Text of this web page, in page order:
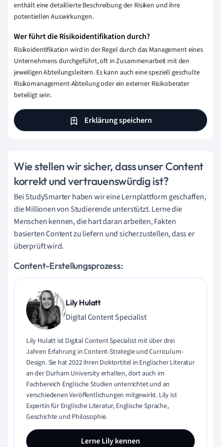
enthält eine detaillierte Beschreibung der Risiken und ihre
potentiellen Auswirkungen.
Wer führt die Risikoidentifikation durch?
Risikoidentifikation wird in der Regel durch das Management eines
Unternehmens durchgeführt, oft in Zusammenarbeit mit den
jeweiligen Abteilungsleitern. Es kann auch eine speziell geschulte
Risikomanagement-Abteilung oder ein externer Risikoberater
beteiligt sein.
Erklärung speichern
Wie stellen wir sicher, dass unser Content
korrekt und vertrauenswürdig ist?
Bei StudySmarter haben wir eine Lernplattform geschaffen,
die Millionen von Studierende unterstützt. Lerne die
Menschen kennen, die hart daran arbeiten, Fakten
basierten Content zu liefern und sicherzustellen, dass er
überprüft wird.
Content-Erstellungsprozess:
Lily Hulatt
Digital Content Specialist
Lily Hulatt ist Digital Content Specialist mit über drei
Jahren Erfahrung in Content-Strategie und Curriculum-
Design. Sie hat 2022 ihren Doktortitel in Englischer Literatur
an der Durham University erhalten, dort auch im
Fachbereich Englische Studien unterrichtet und an
verschiedenen Veröffentlichungen mitgewirkt. Lily ist
Expertin für Englische Literatur, Englische Sprache,
Geschichte und Philosophie.
Lerne Lily kennen